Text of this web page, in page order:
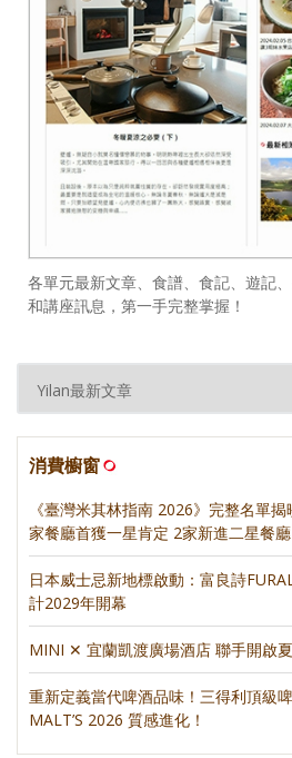
各單元最新文章、食譜、食記、遊記
和講座訊息，第一手完整掌握！
消費櫥窗
《臺灣米其林指南 2026》完整名單
家餐廳首獲一星肯定 2家新進二星餐廳
日本威士忌新地標啟動：富良詩
計2029年開幕
MINI ✕ 宜蘭凱渡廣場酒店 聯手開啟
重新定義當代啤酒品味！三得利頂級
MALT’S 2026 質感進化！